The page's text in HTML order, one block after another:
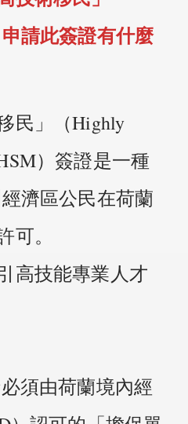
請此簽證有什麼
民」（Highly
）簽證是一種
濟區公民在荷蘭
可。
高技能專業人才
須由荷蘭境內經